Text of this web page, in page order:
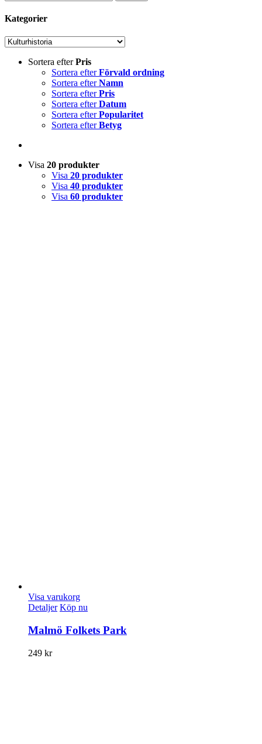
Kategorier
Sortera efterPris
Sortera efterFörvald ordning
Sortera efterNamn
Sortera efterPris
Sortera efterDatum
Sortera efterPopularitet
Sortera efterBetyg
Visa 20 produkter
Visa 20 produkter
Visa 40 produkter
Visa 60 produkter
Visa varukorg
Detaljer Köp nu
Malmö Folkets Park
249 kr